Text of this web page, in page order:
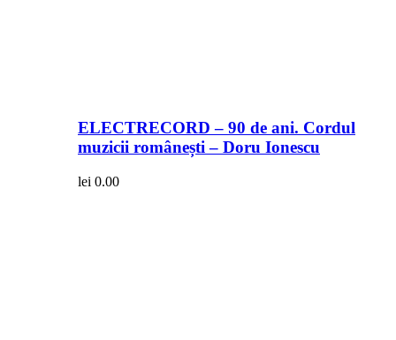
ELECTRECORD – 90 de ani. Cordul
muzicii românești – Doru Ionescu
lei 0.00